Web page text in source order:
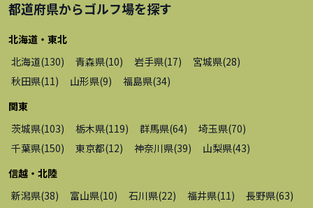
都道府県からゴルフ場を探す
北海道・東北
北海道(130) 青森県(10) 岩手県(17) 宮城県(28)
秋田県(11 ) 山形県(9) 福島県(34)
関東
茨城県(103) 栃木県(119) 群馬県(64) 埼玉県(70)
千葉県(150) 東京都(12) 神奈川県(39) 山梨県(43)
信越・北陸
新潟県(38) 富山県(10) 石川県(22) 福井県(11 ) 長野県(63)